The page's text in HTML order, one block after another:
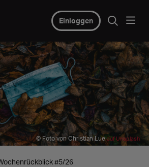
Einloggen
© Foto von Christian Lueauf Unsplash
#5/26